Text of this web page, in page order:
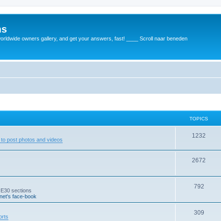
owners gallery, and get your answers, fast! ____ Scroll naar beneden
TOPICS
post photos and videos
1232
2672
sections
face-book
792
309